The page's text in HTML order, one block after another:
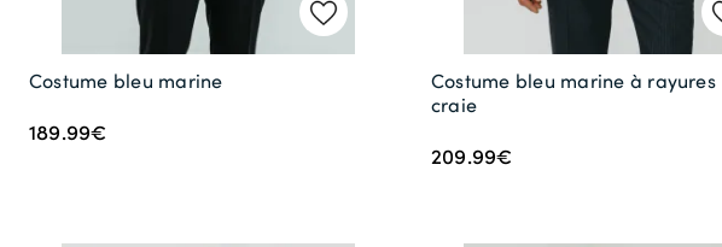
Costume bleu marine
189.99€
Costume bleu marine à rayures
craie
209.99€